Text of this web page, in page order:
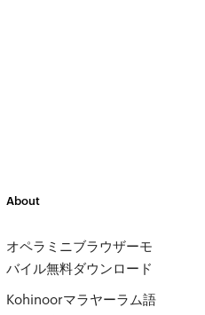
About
オペラミニブラウザーモ
バイル無料ダウンロード
Kohinoorマラヤーラム語